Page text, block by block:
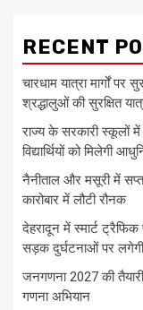
RECENT
चारधाम यात्रा मार्गों पर
श्रद्धालुओं की सुरक्षित
राज्य के सरकारी स्कूलों में
विद्यार्थियों को मिलेगी
नैनीताल और मसूरी में
कारोबार में लौटी रौनक
देहरादून में स्मार्ट
सड़क दुर्घटनाओं पर
जनगणना 2027 की
गणना अभियान